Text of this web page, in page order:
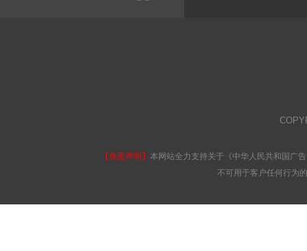
【免责声明】 本网站全力支持关于《中华人民共和国广
不可用于客户任何行为